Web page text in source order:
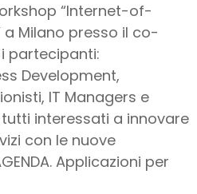
“Internet-of-
a Milano presso il co-
partecipanti:
Development,
IT Managers e
interessati a innovare
con le nuove
Applicazioni per